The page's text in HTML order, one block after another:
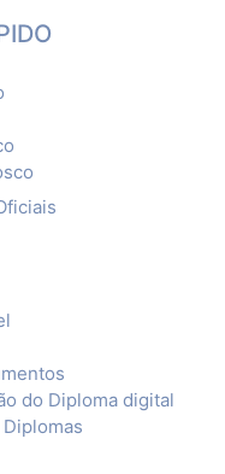
do Diploma digital